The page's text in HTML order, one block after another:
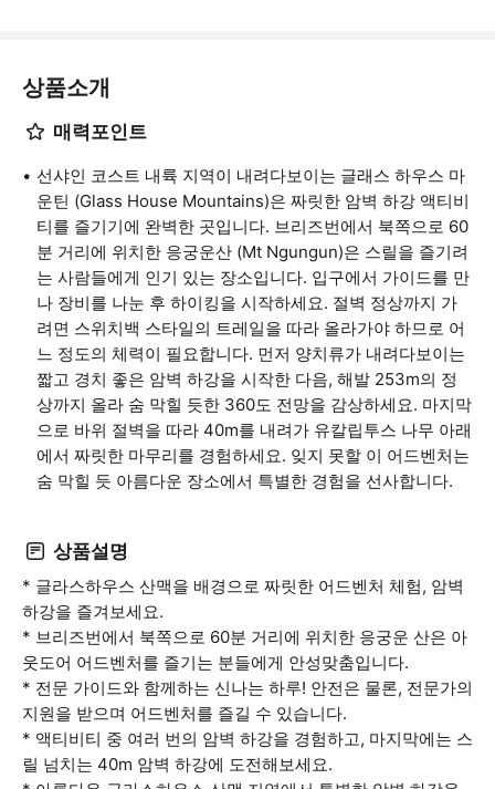
상품소개
매력포인트
선샤인 코스트 내륙 지역이 내려다보이는 글래스 하우스 마
운틴 (Glass House Mountains)은 짜릿한 암벽 하강 액티비
티를 즐기기에 완벽한 곳입니다. 브리즈번에서 북쪽으로 60
분 거리에 위치한 응궁운산 (Mt Ngungun)은 스릴을 즐기려
는 사람들에게 인기 있는 장소입니다. 입구에서 가이드를 만
나 장비를 나눈 후 하이킹을 시작하세요. 절벽 정상까지 가
려면 스위치백 스타일의 트레일을 따라 올라가야 하므로 어
느 정도의 체력이 필요합니다. 먼저 양치류가 내려다보이는
짧고 경치 좋은 암벽 하강을 시작한 다음, 해발 253m의 정
상까지 올라 숨 막힐 듯한 360도 전망을 감상하세요. 마지막
으로 바위 절벽을 따라 40m를 내려가 유칼립투스 나무 아래
에서 짜릿한 마무리를 경험하세요. 잊지 못할 이 어드벤처는
숨 막힐 듯 아름다운 장소에서 특별한 경험을 선사합니다.
상품설명
* 글라스하우스 산맥을 배경으로 짜릿한 어드벤처 체험, 암벽
하강을 즐겨보세요.
* 브리즈번에서 북쪽으로 60분 거리에 위치한 응궁운 산은 아
웃도어 어드벤처를 즐기는 분들에게 안성맞춤입니다.
* 전문 가이드와 함께하는 신나는 하루! 안전은 물론, 전문가의
지원을 받으며 어드벤처를 즐길 수 있습니다.
* 액티비티 중 여러 번의 암벽 하강을 경험하고, 마지막에는 스
릴 넘치는 40m 암벽 하강에 도전해보세요.